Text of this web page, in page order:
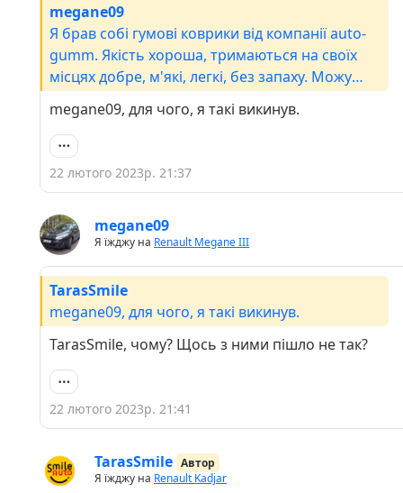
megane09
Я брав собі гумові коврики від компанії auto-
gumm. Якість хороша, тримаються на своїх
місцях добре, м'які, легкі, без запаху. Можу
рекомендувати.
megane09, для чого, я такі викинув.
22 лютого 2023р. 21:37
megane09
Я їжджу на Renault Megane III
TarasSmile
megane09, для чого, я такі викинув.
TarasSmile, чому? Щось з ними пішло не так?
22 лютого 2023р. 21:41
TarasSmile Автор
Я їжджу на Renault Kadjar